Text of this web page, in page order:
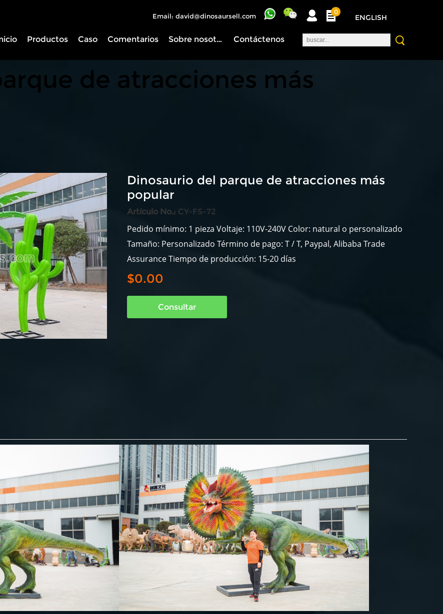
Email: david@dinosaursell.com
0
ENGLISH
Productos Caso Comentarios Sobre nosotros Contáctenos
de atracciones más
Dinosaurio del parque de atracciones más
popular
Artículo No.: CY-FS-72
Pedido mínimo: 1 pieza Voltaje: 110V-240V Color: natural o personalizado
Tamaño: Personalizado Término de pago: T / T, Paypal, Alibaba Trade
Assurance Tiempo de producción: 15-20 días
$0.00
Consultar